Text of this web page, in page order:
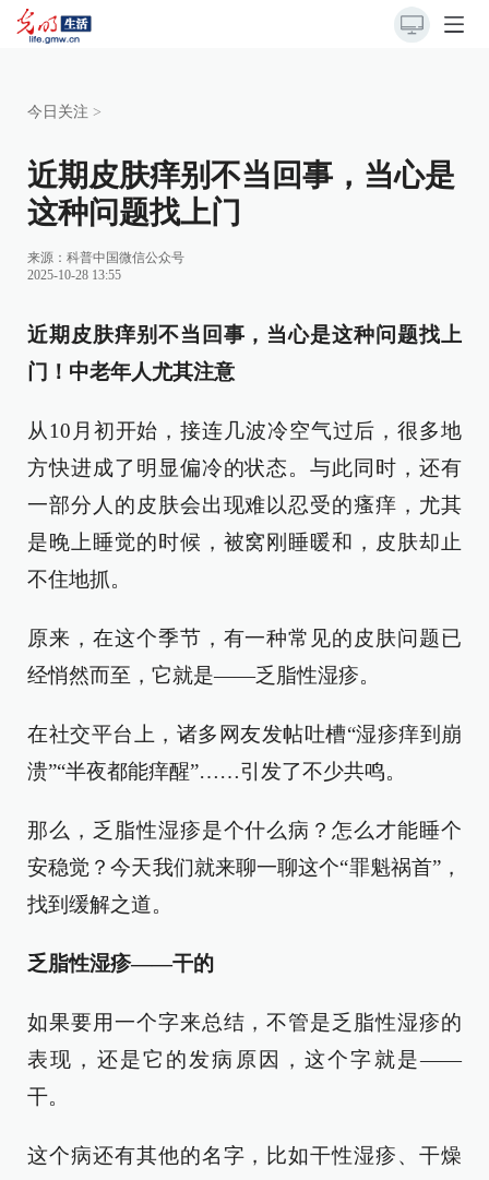
今日关注 >
近期皮肤痒别不当回事，当心是
这种问题找上门
来源： 科普中国微信公众号
2025-10-28 13:55
近期皮肤痒别不当回事，当心是这种问题找上
门！中老年人尤其注意
从10月初开始，接连几波冷空气过后，很多地
方快进成了明显偏冷的状态。与此同时，还有
一部分人的皮肤会出现难以忍受的瘙痒，尤其
是晚上睡觉的时候，被窝刚睡暖和，皮肤却止
不住地抓。
原来，在这个季节，有一种常见的皮肤问题已
经悄然而至，它就是——乏脂性湿疹。
在社交平台上，诸多网友发帖吐槽“湿疹痒到崩
溃”“半夜都能痒醒”……引发了不少共鸣。
那么，乏脂性湿疹是个什么病？怎么才能睡个
安稳觉？今天我们就来聊一聊这个“罪魁祸首”，
找到缓解之道。
乏脂性湿疹——干的
如果要用一个字来总结，不管是乏脂性湿疹的
表现，还是它的发病原因，这个字就是——
干。
这个病还有其他的名字，比如干性湿疹、干燥